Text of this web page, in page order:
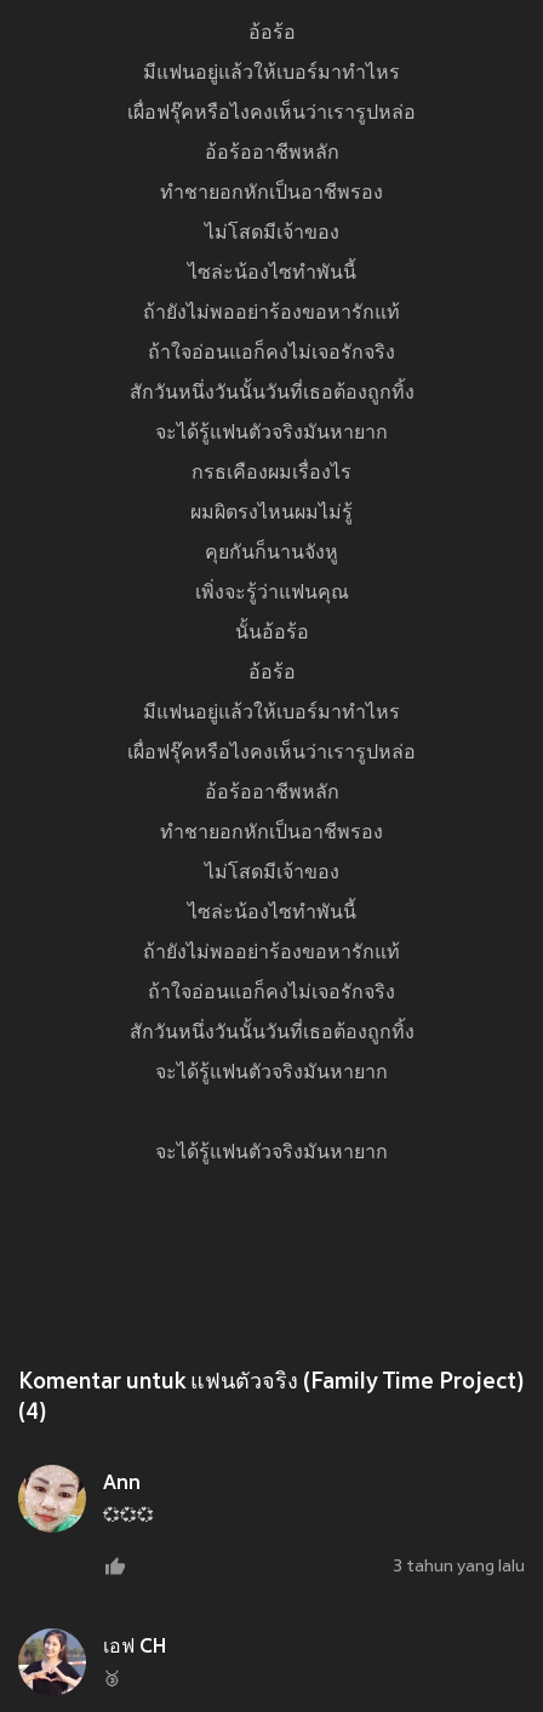
อ้อร้อ
มีแฟนอยู่แล้วให้เบอร์มาทำไหร
เผื่อฟรุ๊คหรือไงคงเห็นว่าเรารูปหล่อ
อ้อร้ออาชีพหลัก
ทำชายอกหักเป็นอาชีพรอง
ไม่โสดมีเจ้าของ
ไซล่ะน้องไซทำพันนี้
ถ้ายังไม่พออย่าร้องขอหารักแท้
ถ้าใจอ่อนแอก็คงไม่เจอรักจริง
สักวันหนึ่งวันนั้นวันที่เธอต้องถูกทิ้ง
จะได้รู้แฟนตัวจริงมันหายาก
กรธเคืองผมเรื่องไร
ผมผิตรงไหนผมไม่รู้
คุยกันก็นานจังหู
เพิ่งจะรู้ว่าแฟนคุณ
นั้นอ้อร้อ
อ้อร้อ
มีแฟนอยู่แล้วให้เบอร์มาทำไหร
เผื่อฟรุ๊คหรือไงคงเห็นว่าเรารูปหล่อ
อ้อร้ออาชีพหลัก
ทำชายอกหักเป็นอาชีพรอง
ไม่โสดมีเจ้าของ
ไซล่ะน้องไซทำพันนี้
ถ้ายังไม่พออย่าร้องขอหารักแท้
ถ้าใจอ่อนแอก็คงไม่เจอรักจริง
สักวันหนึ่งวันนั้นวันที่เธอต้องถูกทิ้ง
จะได้รู้แฟนตัวจริงมันหายาก
จะได้รู้แฟนตัวจริงมันหายาก
Komentar untuk แฟนตัวจริง (Family Time Project)
(4)
Ann
💞💞💞
3 tahun yang lalu
เอฟ CH
🥉